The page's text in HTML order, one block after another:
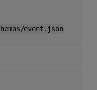
event.json